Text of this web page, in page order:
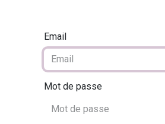
Email
Mot de passe